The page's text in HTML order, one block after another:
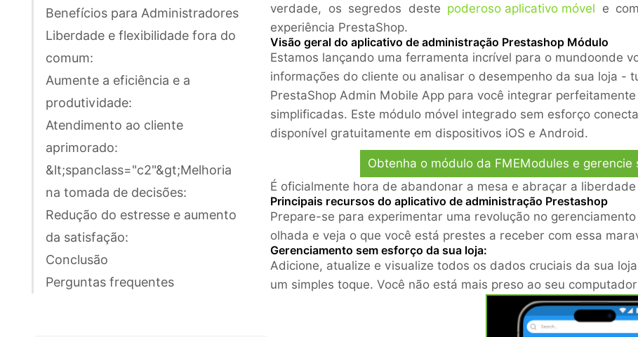
Benefícios para Administradores
Liberdade e flexibilidade fora do
comum:
Aumente a eficiência e a
produtividade:
Atendimento ao cliente
aprimorado:
&lt;spanclass="c2"&gt;Melhoria
na tomada de decisões:
Redução do estresse e aumento
da satisfação:
Conclusão
Perguntas frequentes
verdade, os segredos deste poderoso aplicativo móvel e
experiência PrestaShop.
Visão geral do aplicativo de administração Prestashop Módulo
Estamos lançando uma ferramenta incrível para o mundoonde
informações do cliente ou analisar o desempenho da sua loja -
PrestaShop Admin Mobile App para você integrar
simplificadas. Este módulo móvel integrado sem esforço
disponível gratuitamente em dispositivos iOS e Android.
Obtenha o módulo da FMEModules e
É oficialmente hora de abandonar a mesa e abraçar a
Principais recursos do aplicativo de administração Prestashop
Prepare-se para experimentar uma revolução no
olhada e veja o que você está prestes a receber com essa
Gerenciamento sem esforço da sua loja:
Adicione, atualize e visualize todos os dados cruciais da sua
um simples toque. Você não está mais preso ao seu